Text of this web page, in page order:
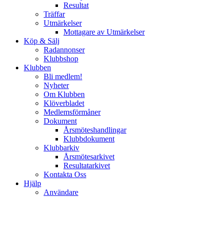
Resultat
Träffar
Utmärkelser
Mottagare av Utmärkelser
Köp & Sälj
Radannonser
Klubbshop
Klubben
Bli medlem!
Nyheter
Om Klubben
Klöverbladet
Medlemsförmåner
Dokument
Årsmöteshandlingar
Klubbdokument
Klubbarkiv
Årsmötesarkivet
Resultatarkivet
Kontakta Oss
Hjälp
Användare